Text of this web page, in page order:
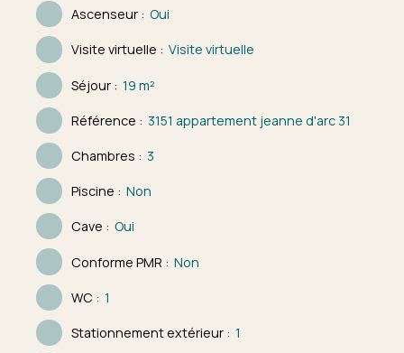
Ascenseur : Oui
Visite virtuelle : Visite virtuelle
Séjour : 19m²
Référence : 3151 appartement jeanne d'arc 31
Chambres : 3
Piscine : Non
Cave : Oui
Conforme PMR : Non
WC : 1
Stationnement extérieur : 1